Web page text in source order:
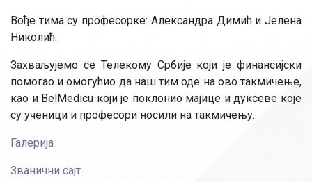
Вође тима су професорке: Александра Димић и Јелена
Николић.
Захваљујемо се Телекому Србије који је финансијски
помогао и омогућио да наш тим оде на ово такмичење,
као и BelMedicu који је поклонио мајице и дуксеве које
су ученици и професори носили на такмичењу.
Галерија
Званични сајт